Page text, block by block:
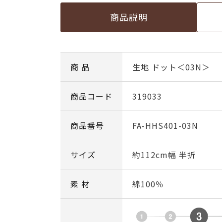
商品説明
商 品 生地 ドット＜03N＞
商品コード 319033
商品番号 FA-HHS401-03N
サイズ 約112cm幅 半折
素 材 綿100％